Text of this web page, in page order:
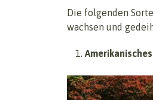
Die folgenden
wachsen und